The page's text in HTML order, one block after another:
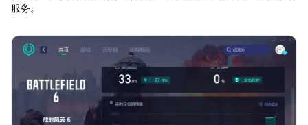
服务。